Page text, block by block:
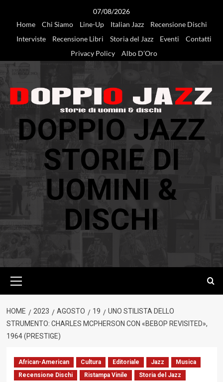
07/08/2026
Home
Chi Siamo Line-Up Italian Jazz
Recensione Dischi
Interviste
Recensione Libri Storia del Jazz Eventi
Contatti
Privacy Policy
Albo D’Oro
DOPPIO JAZZ
STORIE DI
UOMINI &
DISCHI
principale
HOME 2023 AGOSTO 19
UNO STILISTA DELLO
STRUMENTO: CHARLES MCPHERSON CON «BEBOP REVISITED»,
1964 (PRESTIGE)
African-American Cultura Editoriale Jazz
Musica
Recensione Dischi
Ristampa Vinile Storia del Jazz